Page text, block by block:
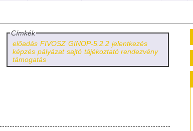
Címkék
előadás FIVOSZ GINOP-5.2.2 jelentkezés
képzés pályázat sajtó tájékoztató rendezvény
támogatás